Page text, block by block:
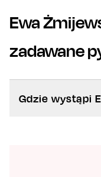
jednej z najbardziej
Ewa
zadawane
Gdzie wystąpi